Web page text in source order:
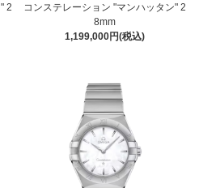
2
コンステレーション "マンハッタン" 2
8mm
1,199,000円(税込)